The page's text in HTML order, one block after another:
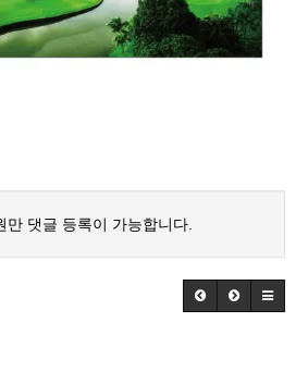
만 댓글 등록이 가능합니다.